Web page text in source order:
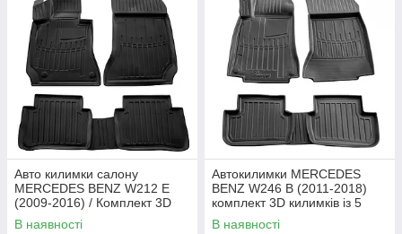
Авто килимки салону
MERCEDES BENZ W212 E
(2009-2016) / Комплект 3D
килимків Мерседес Бенс е-
В наявності
Автокилимки MERCEDES
BENZ W246 B (2011-2018)
комплект 3D килимків із 5
штук
В наявності